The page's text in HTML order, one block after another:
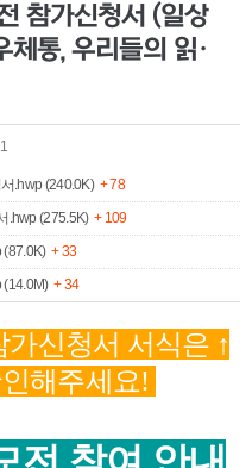
참가신청서 (일상
통, 우리들의 읽·
.hwp (240.0K) + 78
.hwp (275.5K)+ 109
(87.0K)+ 33
(14.0M)+ 34
신청서 서식은 ↑
해주세요!